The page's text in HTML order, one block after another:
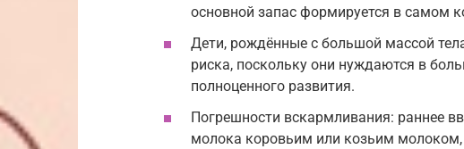
основной запас формируется в самом
Дети, рождённые с большой массой
риска, поскольку они нуждаются в
полноценного развития.
Погрешности вскармливания: раннее
молока коровьим или козьим